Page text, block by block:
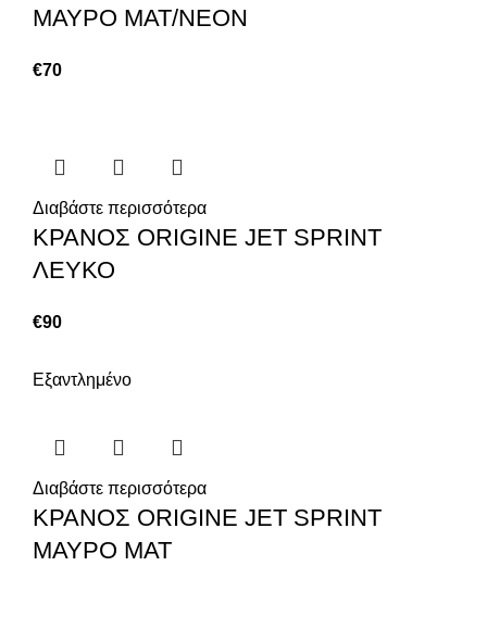
ΜΑΥΡΟ ΜΑΤ/ΝΕΟΝ
€70
Διαβάστε περισσότερα
ΚΡΑΝΟΣ ORIGINE JET SPRINT
ΛΕΥΚΟ
€90
Εξαντλημένο
Διαβάστε περισσότερα
ΚΡΑΝΟΣ ORIGINE JET SPRINT
ΜΑΥΡΟ ΜΑΤ